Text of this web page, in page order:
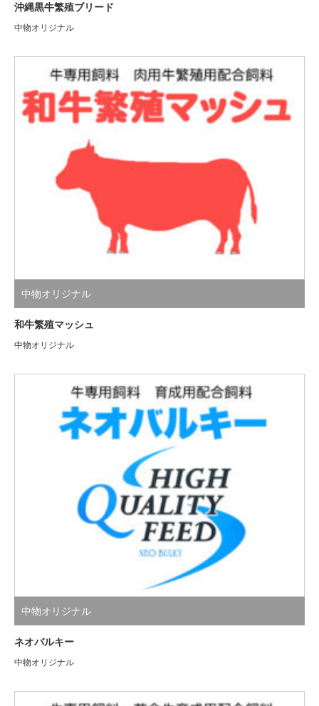
沖縄黒牛繁殖ブリード
中物オリジナル
中物オリジナル
和牛繁殖マッシュ
中物オリジナル
中物オリジナル
ネオバルキー
中物オリジナル